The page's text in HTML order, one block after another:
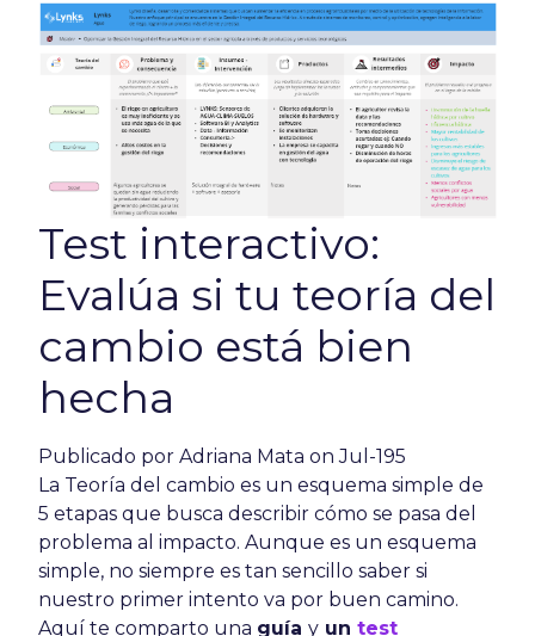
Test interactivo:
Evalúa si tu teoría del
cambio está bien
hecha
Publicado por Adriana Mata on Jul-195
La Teoría del cambio es un esquema simple de
5 etapas que busca describir cómo se pasa del
problema al impacto. Aunque es un esquema
simple, no siempre es tan sencillo saber si
nuestro primer intento va por buen camino.
Aquí te comparto una guía y un test